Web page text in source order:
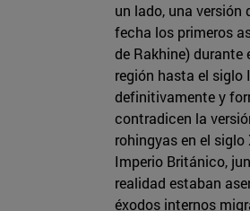
un lado, una versión
fecha los primeros
de Rakhine) durante
región hasta el siglo
definitivamente y
contradicen la
rohingyas en el
Imperio Británico,
realidad estaban
éxodos internos